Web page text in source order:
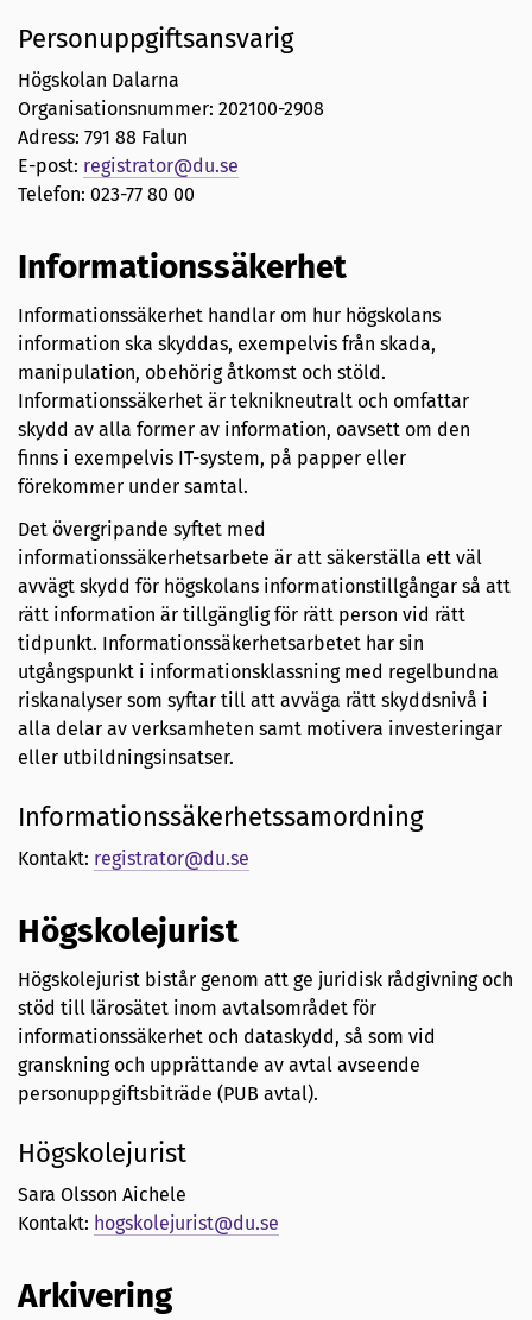
Personuppgiftsansvarig
Högskolan Dalarna
Organisationsnummer: 202100-2908
Adress: 791 88 Falun
E-post: registrator@du.se
Telefon: 023-77 80 00
Informationssäkerhet
Informationssäkerhet handlar om hur högskolans
information ska skyddas, exempelvis från skada,
manipulation, obehörig åtkomst och stöld.
Informationssäkerhet är teknikneutralt och omfattar
skydd av alla former av information, oavsett om den
finns i exempelvis IT-system, på papper eller
förekommer under samtal.
Det övergripande syftet med
informationssäkerhetsarbete är att säkerställa ett väl
avvägt skydd för högskolans informationstillgångar så att
rätt information är tillgänglig för rätt person vid rätt
tidpunkt. Informationssäkerhetsarbetet har sin
utgångspunkt i informationsklassning med regelbundna
riskanalyser som syftar till att avväga rätt skyddsnivå i
alla delar av verksamheten samt motivera investeringar
eller utbildningsinsatser.
Informationssäkerhetssamordning
Kontakt: registrator@du.se
Högskolejurist
Högskolejurist bistår genom att ge juridisk rådgivning och
stöd till lärosätet inom avtalsområdet för
informationssäkerhet och dataskydd, så som vid
granskning och upprättande av avtal avseende
personuppgiftsbiträde (PUB avtal).
Högskolejurist
Sara Olsson Aichele
Kontakt: hogskolejurist@du.se
Arkivering